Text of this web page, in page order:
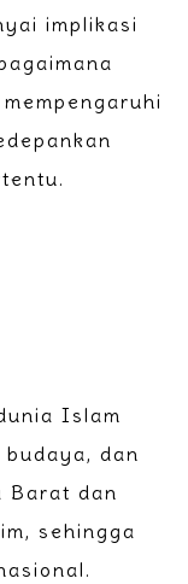
implikasi
Islam
dan
Barat dan
sehingga